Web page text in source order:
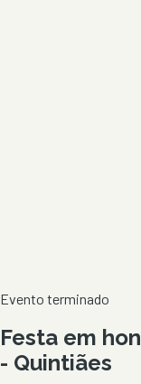
Evento terminado
Festa em
- Quintiães